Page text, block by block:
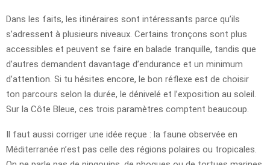
Dans les faits, les itinéraires sont intéressants parce qu’ils
s’adressent à plusieurs niveaux. Certains tronçons sont plus
accessibles et peuvent se faire en balade tranquille, tandis que
d’autres demandent davantage d’endurance et un minimum
d’attention. Si tu hésites encore, le bon réflexe est de choisir
ton parcours selon la durée, le dénivelé et l’exposition au soleil.
Sur la Côte Bleue, ces trois paramètres comptent beaucoup.
Il faut aussi corriger une idée reçue : la faune observée en
Méditerranée n’est pas celle des régions polaires ou tropicales.